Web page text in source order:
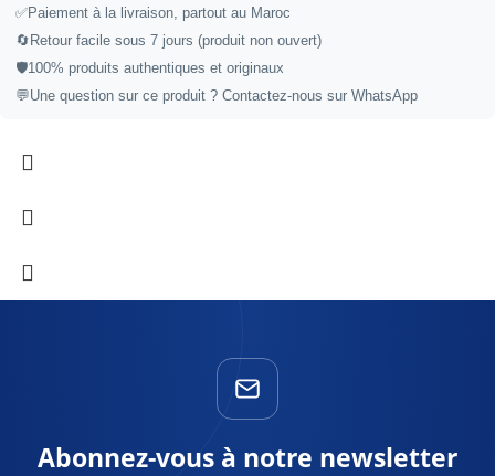
✅Paiement à la livraison, partout au Maroc
🔄Retour facile sous 7 jours (produit non ouvert)
🛡️100% produits authentiques et originaux
💬Une question sur ce produit ? Contactez-nous sur WhatsApp
Abonnez-vous à notre newsletter